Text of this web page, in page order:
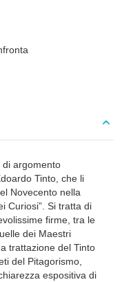
di argomento
Tinto, che li
Novecento nella
Curiosi”. Si tratta di
firme, tra le
dei Maestri
trattazione del Tinto
del Pitagorismo,
espositiva di